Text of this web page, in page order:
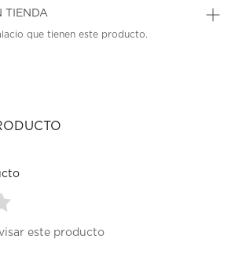
TIENDA
que tienen este producto.
este producto